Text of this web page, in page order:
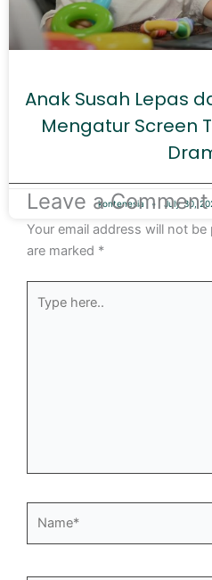
Anak Susah Lepas
Mengatur Screen
kontenesia July 30,
Leave a Comment
Your email address will not be
are marked *
here..